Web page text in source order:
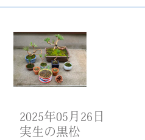
2025年05月26日
実生の黒松